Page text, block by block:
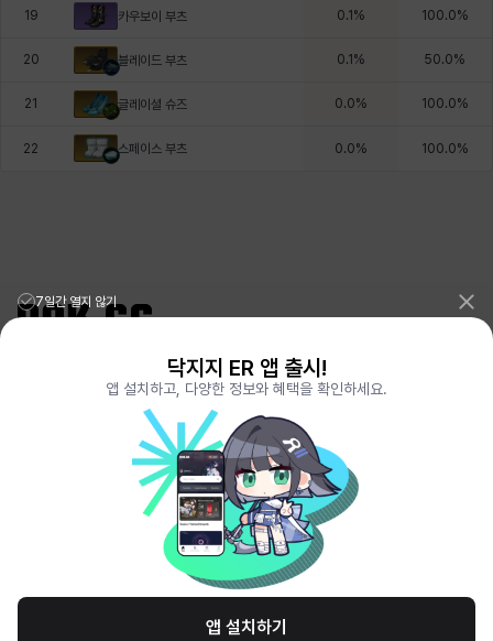
19 카우보이 부츠 0.1 % 100.0%
20 블레이드 부츠 0.1 % 50.0%
21 글레이셜 슈즈 0.0% 100.0%
22 스페이스 부츠 0.0% 100.0%
리그오브레전드 전적검색 포로지지PORO.GG
전략적팀전투 TFT 전적검색 롤체지지 LOLCHESS.GG
메이플스토리 종합통계MAPLE.GG
VALORANT.DAK.GG
배틀그라운드 전적검색PUBG.DAK.GG
이터널 리턴 전적검색ER.DAK.GG
GENSHIN.DAK.GG
DEADLOCK.DAK.GG
서비스 이용 약관 개인정보 취급방침 제휴 문의 고객센터 채용
© All Rights Reserved. Hosted by PlayXP Inc. Eternal Return and all related
7일간 열지 않기
닥지지 ER 앱 출시!
앱 설치하고, 다양한 정보와 혜택을 확인하세요.
앱 설치하기